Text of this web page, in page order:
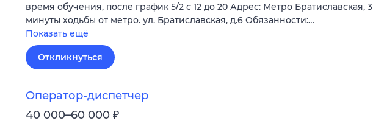
время обучения, после график 5/2 с 12 до 20 Адрес: Метро Братиславская, 3
минуты ходьбы от метро. ул. Братиславская, д.6 Обязанности:…
Показать ещё
Откликнуться
Оператор-диспетчер
40 000–60 000 ₽